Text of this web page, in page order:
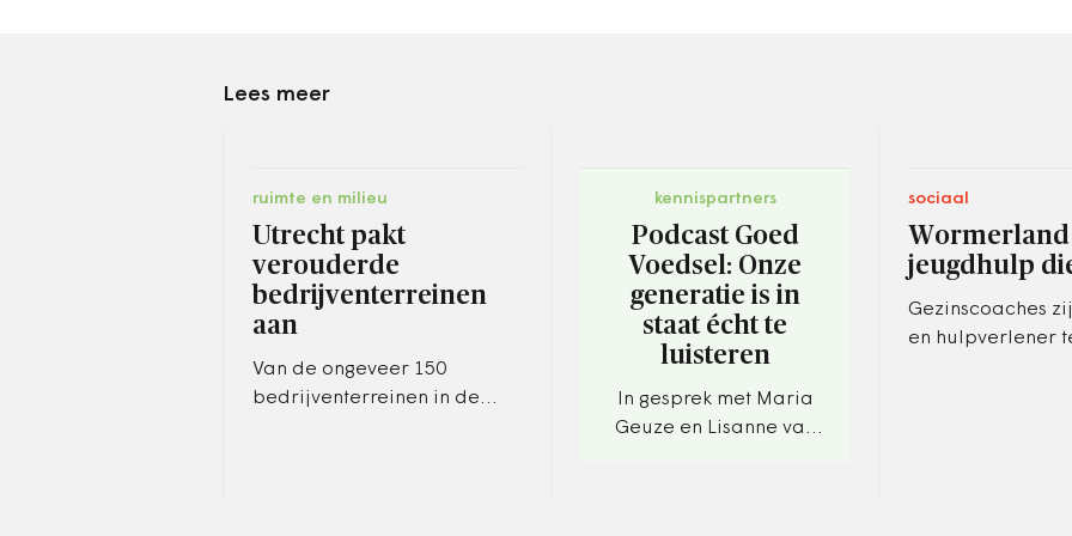
Lees meer
ruimte en milieu
Utrecht pakt
verouderde
bedrijventerreinen
aan
Van de ongeveer 150
bedrijventerreinen in de
kennispartners
Podcast Goed
Voedsel: Onze
generatie is in
staat écht te
luisteren
In gesprek met Maria
Geuze en Lisanne van
sociaal
jeugdhulp
Gezinscoaches
en hulpverlener